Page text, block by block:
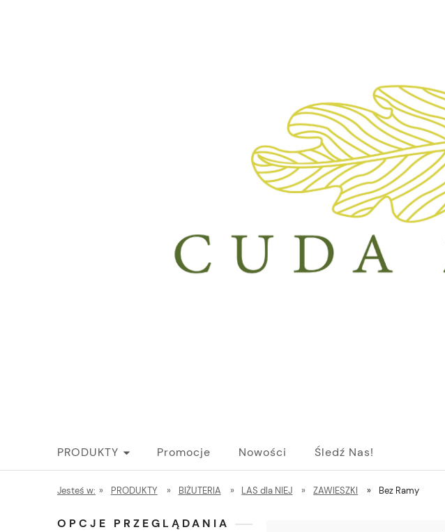
PRODUKTY Promocje Nowości Śledź Nas!
Jesteś w: » PRODUKTY » BIŻUTERIA » LAS dla NIEJ » ZAWIESZKI » Bez Ramy
OPCJE PRZEGLĄDANIA